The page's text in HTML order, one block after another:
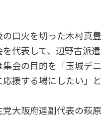
口火を切った木村真豊
代表して、辺野古派遣
会の目的を「玉城デニ
援する場にしたい」と
大阪府連副代表の萩原